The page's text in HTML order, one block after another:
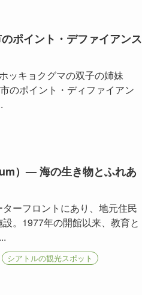
ポイント・デファイアンス
ッキョクグマの双子の姉妹
のポイント・ディファイアン
）— 海の生き物とふれあ
ーフロントにあり、地元住民
。1977年の開館以来、教育と
シアトルの観光スポット